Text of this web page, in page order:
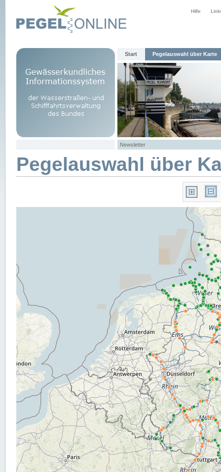
Hilfe
Start Pegelauswahl über Karte
Newsletter
Pegelauswahl über